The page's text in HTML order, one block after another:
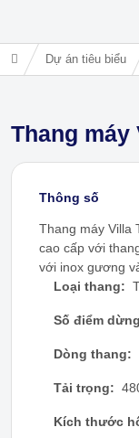
Dự án tiêu biểu
Thang máy
Thông số
Thang máy Villa
cao cấp với
với inox gương
Loại thang:
Số điểm
Dòng thang:
Tải trọng:
Kích thước